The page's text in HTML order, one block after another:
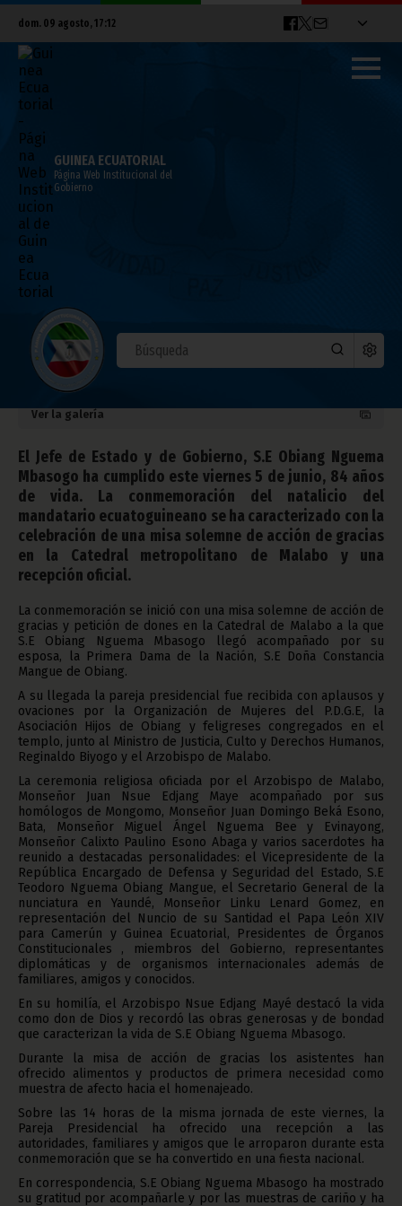
dom. 09 agosto, 17:12
GUINEA ECUATORIAL
Página Web Institucional del
Gobierno
Celebración del 84 cumpleaños del
Presidente de la República
junio 05, 2026
Presidencia
Ver la galería
El Jefe de Estado y de Gobierno, S.E Obiang Nguema
Mbasogo ha cumplido este viernes 5 de junio, 84 años
de vida. La conmemoración del natalicio del
mandatario ecuatoguineano se ha caracterizado con la
celebración de una misa solemne de acción de gracias
en la Catedral metropolitano de Malabo y una
recepción oficial.
La conmemoración se inició con una misa solemne de acción de
gracias y petición de dones en la Catedral de Malabo a la que
S.E Obiang Nguema Mbasogo llegó acompañado por su
esposa, la Primera Dama de la Nación, S.E Doña Constancia
Mangue de Obiang.
A su llegada la pareja presidencial fue recibida con aplausos y
ovaciones por la Organización de Mujeres del P.D.G.E, la
Asociación Hijos de Obiang y feligreses congregados en el
templo, junto al Ministro de Justicia, Culto y Derechos Humanos,
Reginaldo Biyogo y el Arzobispo de Malabo.
La ceremonia religiosa oficiada por el Arzobispo de Malabo,
Monseñor Juan Nsue Edjang Maye acompañado por sus
homólogos de Mongomo, Monseñor Juan Domingo Beká Esono,
Bata, Monseñor Miguel Ángel Nguema Bee y Evinayong,
Monseñor Calixto Paulino Esono Abaga y varios sacerdotes ha
reunido a destacadas personalidades: el Vicepresidente de la
República Encargado de Defensa y Seguridad del Estado, S.E
Teodoro Nguema Obiang Mangue, el Secretario General de la
nunciatura en Yaundé, Monseñor Linku Lenard Gomez, en
representación del Nuncio de su Santidad el Papa León XIV
para Camerún y Guinea Ecuatorial, Presidentes de Órganos
Constitucionales , miembros del Gobierno, representantes
diplomáticas y de organismos internacionales además de
familiares, amigos y conocidos.
En su homilía, el Arzobispo Nsue Edjang Mayé destacó la vida
como don de Dios y recordó las obras generosas y de bondad
que caracterizan la vida de S.E Obiang Nguema Mbasogo.
Durante la misa de acción de gracias los asistentes han
ofrecido alimentos y productos de primera necesidad como
muestra de afecto hacia el homenajeado.
Sobre las 14 horas de la misma jornada de este viernes, la
Pareja Presidencial ha ofrecido una recepción a las
autoridades, familiares y amigos que le arroparon durante esta
conmemoración que se ha convertido en una fiesta nacional.
En correspondencia, S.E Obiang Nguema Mbasogo ha mostrado
su gratitud por acompañarle y por las muestras de cariño y ha